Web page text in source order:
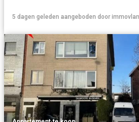
5 dagen geleden aangeboden door immovlan